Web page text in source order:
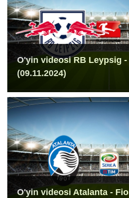
O'yin videosi RB Leypsig
(09.11.2024)
O'yin videosi Atalanta -